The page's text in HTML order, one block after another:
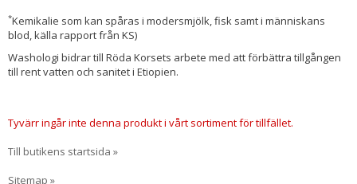
*Kemikalie som kan spåras i modersmjölk, fisk samt i människans
blod, källa rapport från KS)
Washologi bidrar till Röda Korsets arbete med att förbättra tillgången
till rent vatten och sanitet i Etiopien.
Tyvärr ingår inte denna produkt i vårt sortiment för tillfället.
Till butikens startsida »
Sitemap »